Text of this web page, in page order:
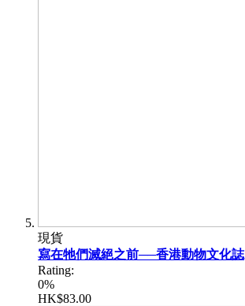
現貨
寫在牠們滅絕之前──香港動物文化誌
Rating:
0%
HK$83.00